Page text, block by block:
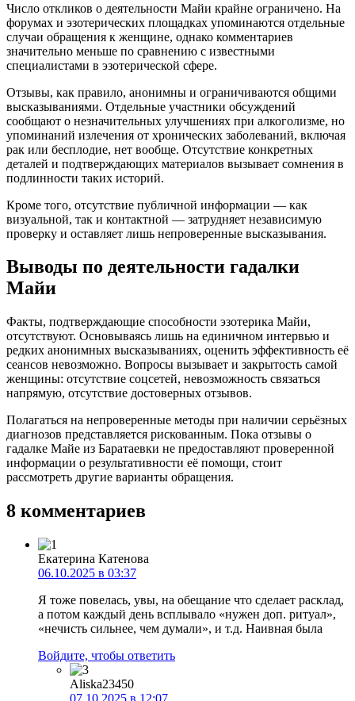
Число откликов о деятельности Майи крайне ограничено. На
форумах и эзотерических площадках упоминаются отдельные
случаи обращения к женщине, однако комментариев
значительно меньше по сравнению с известными
специалистами в эзотерической сфере.
Отзывы, как правило, анонимны и ограничиваются общими
высказываниями. Отдельные участники обсуждений
сообщают о незначительных улучшениях при алкоголизме, но
упоминаний излечения от хронических заболеваний, включая
рак или бесплодие, нет вообще. Отсутствие конкретных
деталей и подтверждающих материалов вызывает сомнения в
подлинности таких историй.
Кроме того, отсутствие публичной информации — как
визуальной, так и контактной — затрудняет независимую
проверку и оставляет лишь непроверенные высказывания.
Выводы по деятельности гадалки
Майи
Факты, подтверждающие способности эзотерика Майи,
отсутствуют. Основываясь лишь на единичном интервью и
редких анонимных высказываниях, оценить эффективность её
сеансов невозможно. Вопросы вызывает и закрытость самой
женщины: отсутствие соцсетей, невозможность связаться
напрямую, отсутствие достоверных отзывов.
Полагаться на непроверенные методы при наличии серьёзных
диагнозов представляется рискованным. Пока отзывы о
гадалке Майе из Баратаевки не предоставляют проверенной
информации о результативности её помощи, стоит
рассмотреть другие варианты обращения.
8 комментариев
Екатерина Катенова
06.10.2025 в 03:37
Я тоже повелась, увы, на обещание что сделает расклад,
а потом каждый день всплывало «нужен доп. ритуал»,
«нечисть сильнее, чем думали», и т.д. Наивная была
Войдите, чтобы ответить
Aliska23450